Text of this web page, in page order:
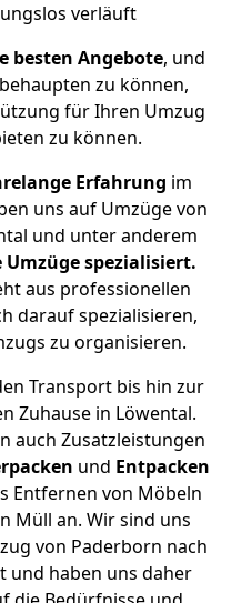
verläuft
besten Angebote, und
zu können,
für Ihren Umzug
zu können.
Erfahrung im
uns auf Umzüge von
und unter anderem
spezialisiert.
aus professionellen
darauf spezialisieren,
zu organisieren.
Transport bis hin zur
Zuhause in Löwental.
auch Zusatzleistungen
und Entpacken
Entfernen von Möbeln
Müll an. Wir sind uns
von Paderborn nach
und haben uns daher